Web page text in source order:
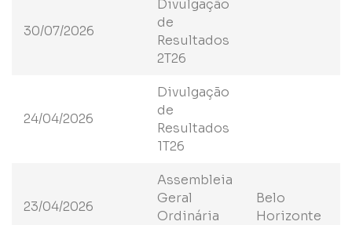
30/07/2026
Divulgação
de
Resultados
2T26
24/04/2026
Divulgação
de
Resultados
1T26
23/04/2026
Assembleia
Geral
Ordinária
Belo
Horizonte